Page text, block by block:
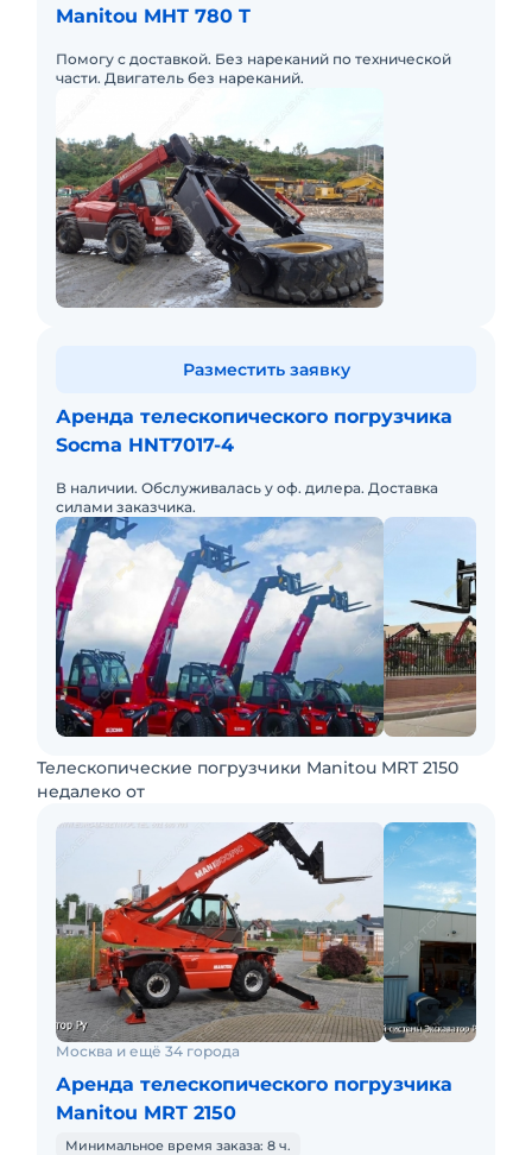
Manitou MHT 780 T
Помогу с доставкой. Без нареканий по технической
части. Двигатель без нареканий.
Аренда телескопического погрузчика
Socma HNT7017-4
В наличии. Обслуживалась у оф. дилера. Доставка
силами заказчика.
Разместить заявку
Телескопические погрузчики Manitou MRT 2150
недалеко от
Москва и ещё 34 города
Аренда телескопического погрузчика
Manitou MRT 2150
Минимальное время заказа: 8 ч.